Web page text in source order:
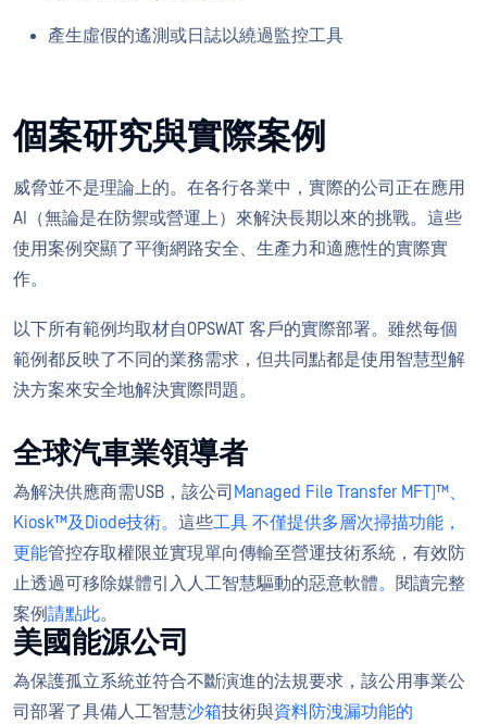
產生虛假的遙測或日誌以繞過監控工具
個案研究與實際案例
威脅並不是理論上的。在各行各業中，實際的公司正在應用
AI（無論是在防禦或營運上）來解決長期以來的挑戰。這些
使用案例突顯了平衡網路安全、生產力和適應性的實際實
作。
以下所有範例均取材自OPSWAT 客戶的實際部署。雖然每個
範例都反映了不同的業務需求，但共同點都是使用智慧型解
決方案來安全地解決實際問題。
全球汽車業領導者
為解決供應商需USB，該公司 Managed File Transfer MFT)™、
Kiosk™及Diode技術。 這些工具 不僅提供多層次掃描功能，
更能管控存取權限並實現單向傳輸至營運技術系統，有效防
止透過可移除媒體引入人工智慧驅動的惡意軟體。 閱讀完整
案例請點此。
美國能源公司
為保護孤立系統並符合不斷演進的法規要求，該公用事業公
司部署了具備人工智慧沙箱技術與資料防洩漏功能的